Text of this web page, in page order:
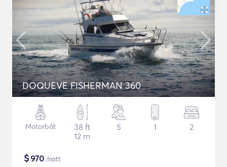
DOQUEVE FISHERMAN 360
Motorbåt
38 ft
12 m
5 1 2
$970 /natt